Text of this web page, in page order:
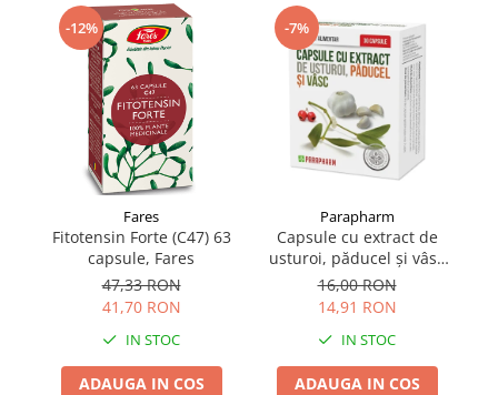
-12%
Fares
Fitotensin Forte (C47) 63
capsule, Fares
47,33 RON
41,70 RON
IN STOC
ADAUGA IN COS
-7%
Parapharm
Capsule cu extract de
usturoi, păducel și vâsc
Parapharm 30 capsule
16,00 RON
14,91 RON
IN STOC
ADAUGA IN COS